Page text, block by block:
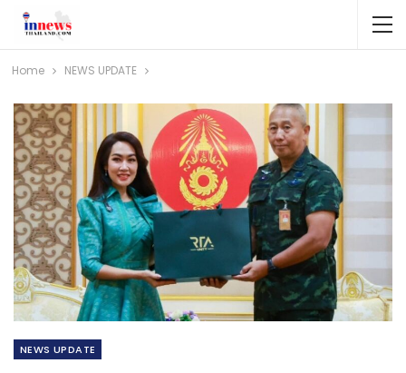
Home NEWS​ UPDATE
NEWS​ UPDATE